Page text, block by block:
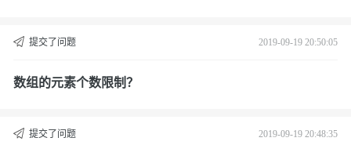
提交了问题 2019-09-19 20:50:05
数组的元素个数限制？
提交了问题 2019-09-19 20:48:35